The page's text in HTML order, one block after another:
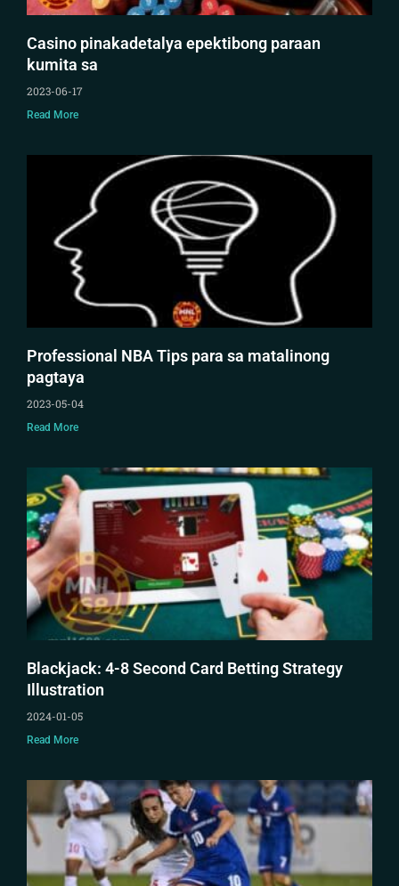
Casino pinakadetalya epektibong paraan
kumita sa
2023-06-17
Read More
Professional NBA Tips para sa matalinong
pagtaya
2023-05-04
Read More
Blackjack: 4-8 Second Card Betting Strategy
Illustration
2024-01-05
Read More